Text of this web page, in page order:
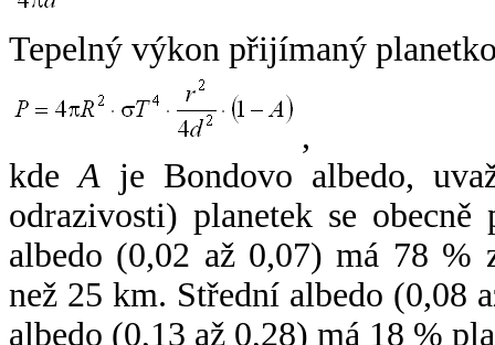
Tepelný výkon přijímaný
,
kdeA je Bondovo albedo,
odrazivosti) planetek se
albedo (0,02 až 0,07) má 78 %
než 25 km. Střední albedo (0,08
albedo (0,13 až 0,28) má 18 %